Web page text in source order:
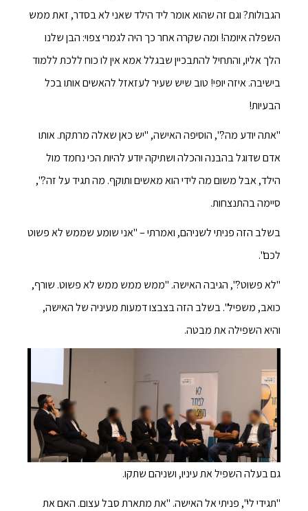
הגבולות? וגם זה שהוא אומר ליד הילד שאני לא בסדר, זאת ממש
השפלה איומה! ומה שקרה אחר כך היה לגמרי צפוי: הבן שלנו
הלך אליו, והתחיל להתבכיין שבגלל אמא אין לו כוח ללכת ללמוד
בישיבה. איזה יופי! טוב שיש שעיר לעזאזל להאשים אותו בכל
הבעיות!
"אתה יודע מה?", הוסיפה האישה, "יש כאן שאלה מרתקת. אותו
אדם שדוגל בהבנה והכלה ושתיקה יודע להיות הכי נחמד מול
הילד, אבל משום מה לידי הוא מאשים ותוקף. מה תגיד על זה?",
סיימה בהתנצחות.
בשלב הזה פניתי לשניהם, ואמרתי – "אני שומע שממש לא פשוט
לכם".
"לא פשוט?", הגיבה האישה. "ממש ממש ממש לא פשוט. שורף,
כואב, משפיל". בשלב הזה בצבצו דמעות מעיניה של האישה,
והיא השפילה את מבטה.
גם בעלה השפיל את עיניו, ושניהם שתקו.
"תגידי לי", פניתי אל האישה. "את מתארת סבל עצום. האם את